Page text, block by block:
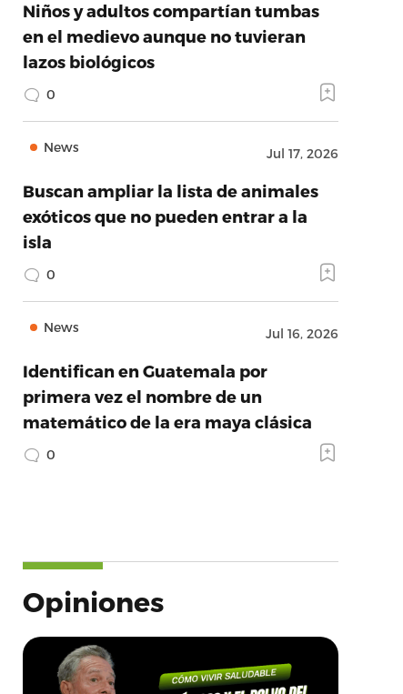
Niños y adultos compartían tumbas
en el medievo aunque no tuvieran
lazos biológicos
0
News Jul 17, 2026
Buscan ampliar la lista de animales
exóticos que no pueden entrar a la
isla
0
News Jul 16, 2026
Identifican en Guatemala por
primera vez el nombre de un
matemático de la era maya clásica
0
Opiniones